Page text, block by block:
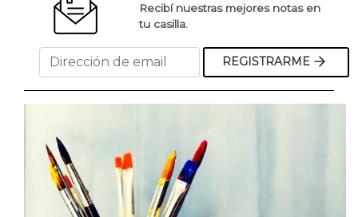
Recibí nuestras mejores notas en
tu casilla.
REGISTRARME